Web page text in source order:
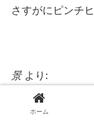
さすがにピンチ
景 より:
2023年2月13日 20:39
コーラスの宙組
ホーム